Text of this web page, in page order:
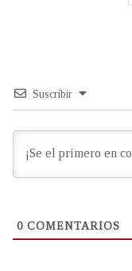
Suscribir
0 COMENTARIOS